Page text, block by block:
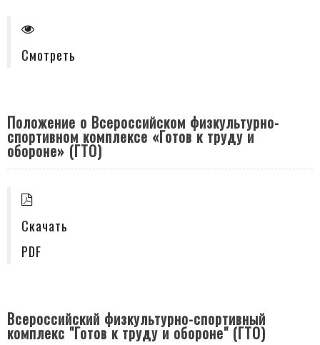
Смотреть
Положение о Всероссийском физкультурно-
спортивном комплексе «Готов к труду и
обороне» (ГТО)
Скачать
PDF
Всероссийский физкультурно-спортивный
комплекс "Готов к труду и обороне" (ГТО)